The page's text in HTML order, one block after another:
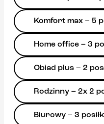
Komfort max – 5
Home office – 3
Obiad plus – 2
Rodzinny – 2x 2
Biurowy – 3